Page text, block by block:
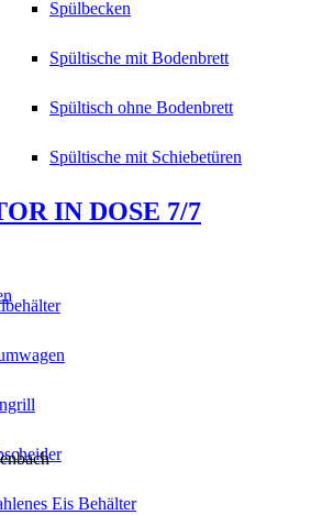
Spülbecken
Spültische mit Bodenbrett
Spültisch ohne Bodenbrett
Spültische mit Schiebetüren
Eis Behälter
IN DOSE 7/7